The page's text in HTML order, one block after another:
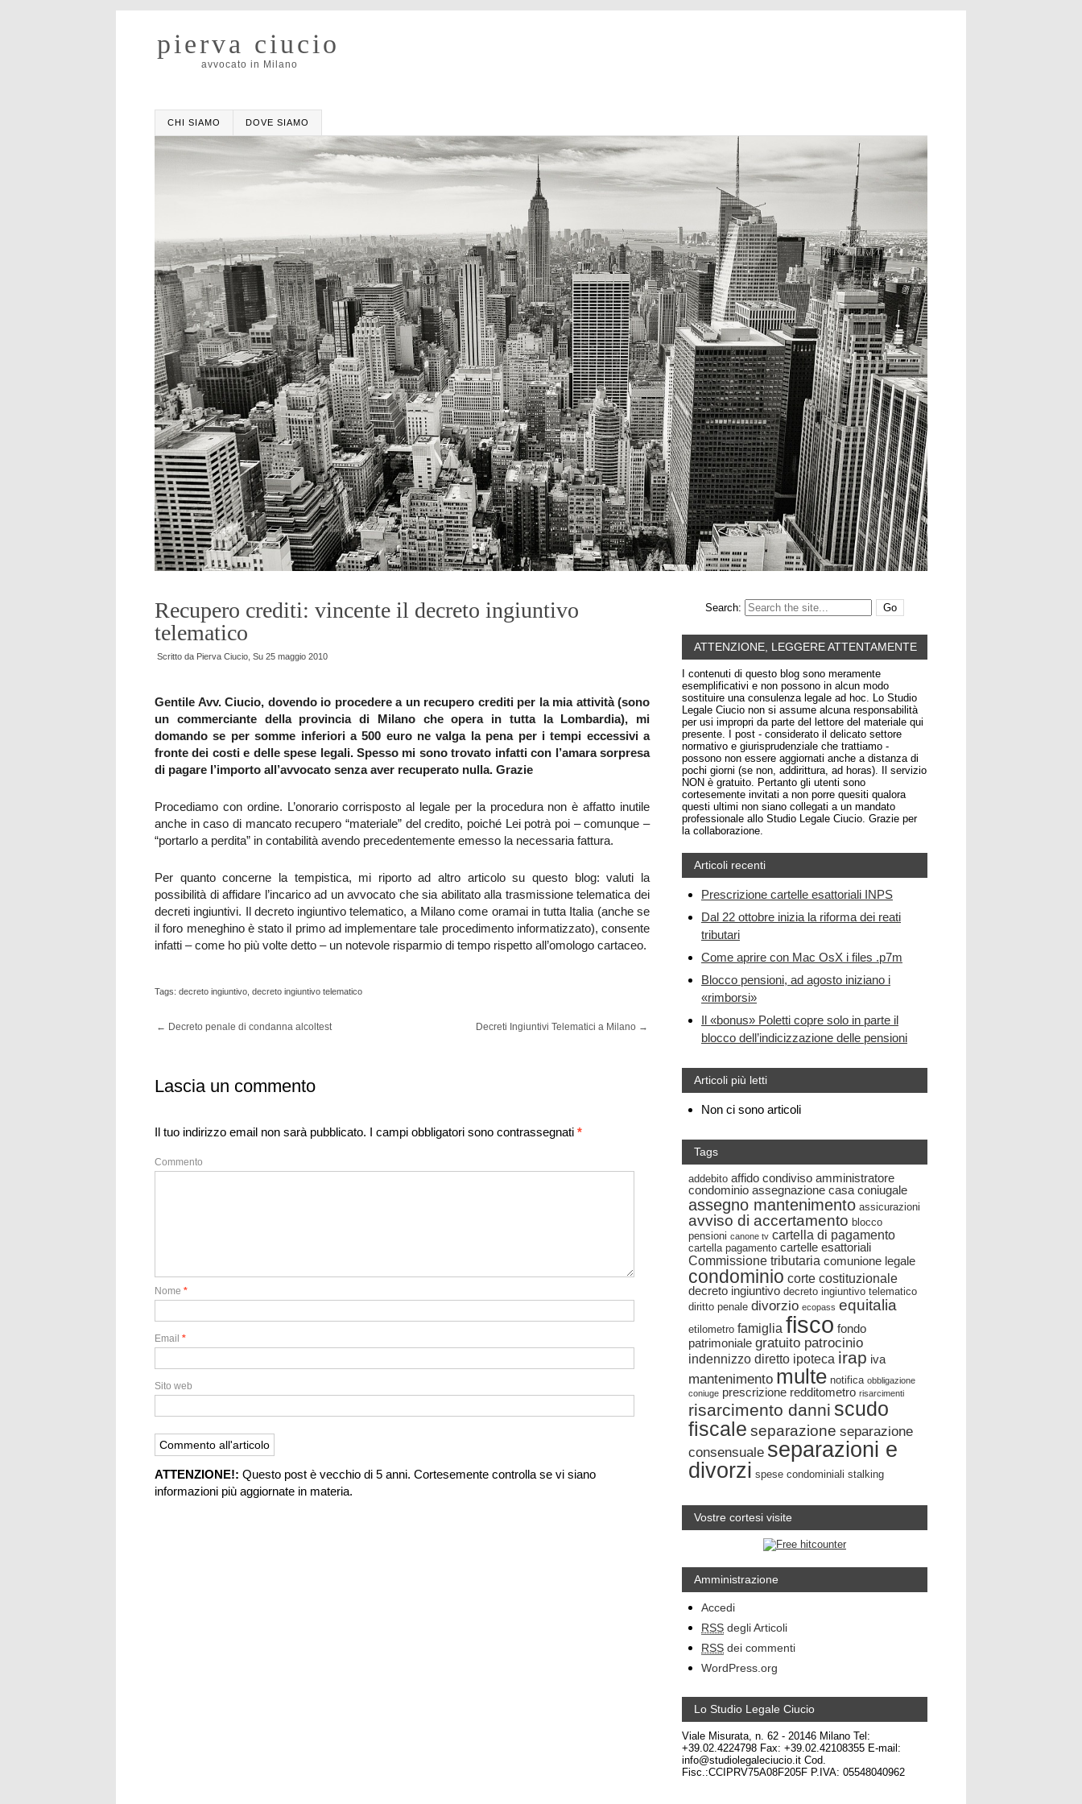
pierva ciucio
avvocato in Milano
CHI SIAMO DOVE SIAMO
Recupero crediti: vincente il decreto ingiuntivo
telematico
Scritto da Pierva Ciucio , Su 25 maggio 2010
Gentile Avv. Ciucio, dovendo io procedere a un recupero crediti per la mia attività (sono
un commerciante della provincia di Milano che opera in tutta la Lombardia), mi
domando se per somme inferiori a 500 euro ne valga la pena per i tempi eccessivi a
fronte dei costi e delle spese legali. Spesso mi sono trovato infatti con l’amara sorpresa
di pagare l’importo all’avvocato senza aver recuperato nulla. Grazie
Procediamo con ordine. L’onorario corrisposto al legale per la procedura non è affatto inutile
anche in caso di mancato recupero “materiale” del credito, poiché Lei potrà poi – comunque –
“portarlo a perdita” in contabilità avendo precedentemente emesso la necessaria fattura.
Per quanto concerne la tempistica, mi riporto ad altro articolo su questo blog: valuti la
possibilità di affidare l’incarico ad un avvocato che sia abilitato alla trasmissione telematica dei
decreti ingiuntivi. Il decreto ingiuntivo telematico, a Milano come oramai in tutta Italia (anche se
il foro meneghino è stato il primo ad implementare tale procedimento informatizzato), consente
infatti – come ho più volte detto – un notevole risparmio di tempo rispetto all’omologo cartaceo.
Tags: decreto ingiuntivo decreto ingiuntivo telematico
Decreti Ingiuntivi Telematici a Milano →
← Decreto penale di condanna alcoltest
Lascia un commento
Il tuo indirizzo email non sarà pubblicato. I campi obbligatori sono contrassegnati *
Commento
Nome *
Email *
Sito web
ATTENZIONE!: Questo post è vecchio di 5 anni. Cortesemente controlla se vi siano
informazioni più aggiornate in materia.
Search:
ATTENZIONE, LEGGERE ATTENTAMENTE
I contenuti di questo blog sono meramente
esemplificativi e non possono in alcun modo
sostituire una consulenza legale ad hoc. Lo Studio
Legale Ciucio non si assume alcuna responsabilità
per usi impropri da parte del lettore del materiale qui
presente. I post - considerato il delicato settore
normativo e giurisprudenziale che trattiamo -
possono non essere aggiornati anche a distanza di
pochi giorni (se non, addirittura, ad horas). Il servizio
NON è gratuito. Pertanto gli utenti sono
cortesemente invitati a non porre quesiti qualora
questi ultimi non siano collegati a un mandato
professionale allo Studio Legale Ciucio. Grazie per
la collaborazione.
Articoli recenti
Prescrizione cartelle esattoriali INPS
Dal 22 ottobre inizia la riforma dei reati
tributari
Come aprire con Mac OsX i files .p7m
Blocco pensioni, ad agosto iniziano i
«rimborsi»
Il «bonus» Poletti copre solo in parte il
blocco dell’indicizzazione delle pensioni
Articoli più letti
Non ci sono articoli
Tags
addebito affido condiviso amministratore
condominio assegnazione casa coniugale
assegno mantenimento assicurazioni
avviso di accertamento blocco
pensioni canone tv cartella di pagamento
cartella pagamento cartelle esattoriali
Commissione tributaria comunione legale
condominio corte costituzionale
decreto ingiuntivo decreto ingiuntivo telematico
diritto penale divorzio ecopass equitalia
etilometro famiglia fisco fondo
patrimoniale gratuito patrocinio
indennizzo diretto ipoteca irap iva
mantenimento multe notifica obbligazione
coniuge prescrizione redditometro risarcimenti
risarcimento danni scudo
fiscale separazione separazione
consensuale separazioni e
divorzi spese condominiali stalking
Vostre cortesi visite
Amministrazione
Accedi
RSS degli Articoli
RSS dei commenti
WordPress.org
Lo Studio Legale Ciucio
Viale Misurata, n. 62 - 20146 Milano Tel:
+39.02.4224798 Fax: +39.02.42108355 E-mail:
info@studiolegaleciucio.it Cod.
Fisc.:CCIPRV75A08F205F P.IVA: 05548040962